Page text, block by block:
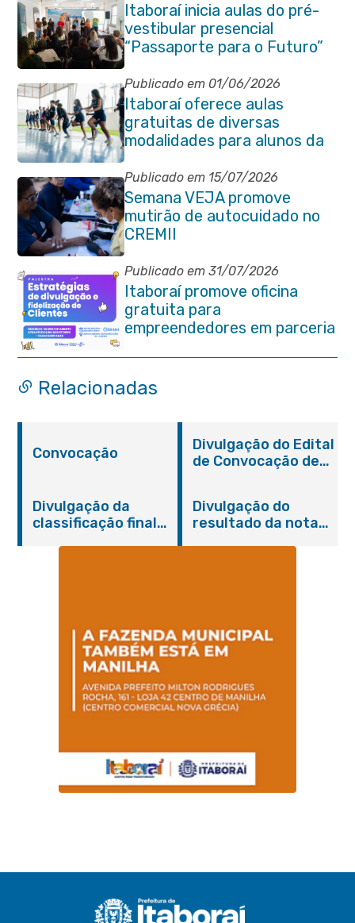
Itaboraí inicia aulas do pré-
vestibular presencial
“Passaporte para o Futuro”
Publicado em 01/06/2026
Itaboraí oferece aulas
gratuitas de diversas
modalidades para alunos da
rede municipal de ensino
Publicado em 15/07/2026
Semana VEJA promove
mutirão de autocuidado no
CREMII
Publicado em 31/07/2026
Itaboraí promove oficina
gratuita para
empreendedores em parceria
Relacionadas
Convocação
Divulgação do Edital
de Convocação de
Divulgação da
classificação final
Divulgação do
resultado da nota